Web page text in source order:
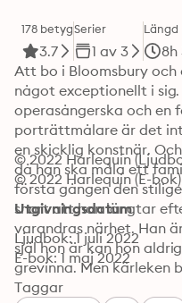
178 betyg
3.7
Serier
1 av 3
Längd
8h
Att bo i Bloomsbury
något exceptionellt i
operasångerska och en
porträttmålare är det
en skicklig konstnär.
då han ska måla ett
första gången den
snart att hon längtar
varandras närhet. Han
själ hon är kan hon
grevinna. Men kärleken
© 2022 Harlequin
© 2022 Harlequin (E-
Utgivningsdatum
Ljudbok: 1 juli 2022
E-bok: 1 maj 2022
Taggar